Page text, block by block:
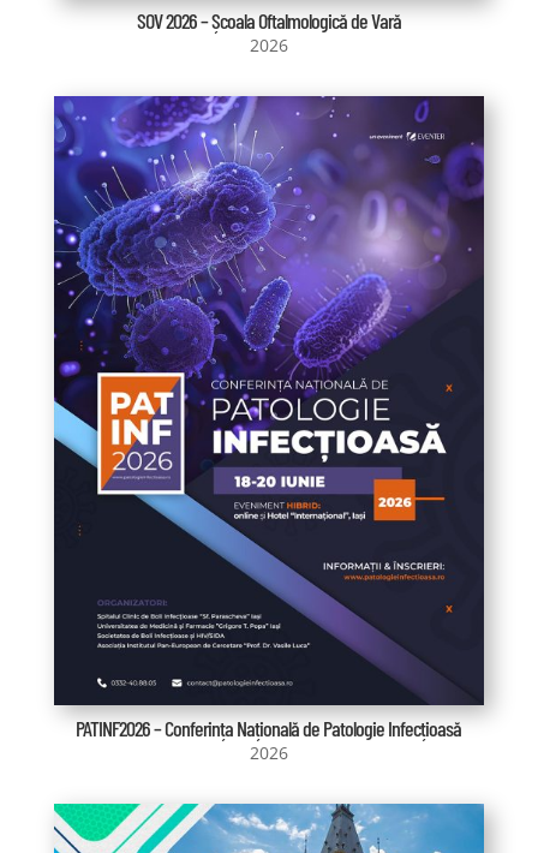
SOV 2026 – Școala Oftalmologică de Vară
2026
PATINF2026 – Conferința Națională de Patologie Infecțioasă
2026